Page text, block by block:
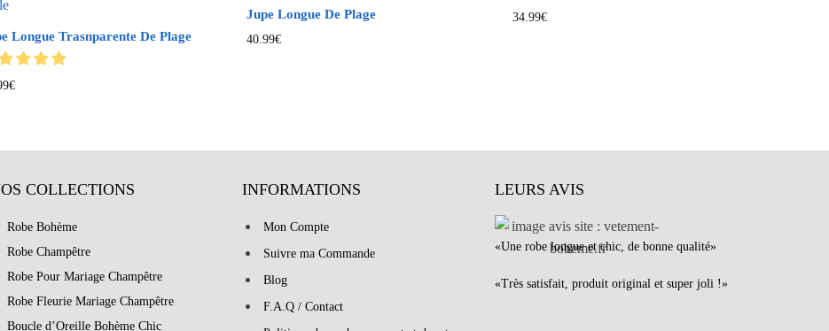
Longue Trasnparente De Plage
€
Jupe Longue De Plage
40.99€
34.99€
COLLECTIONS
Robe Bohème
Robe Champêtre
Robe Pour Mariage Champêtre
Robe Fleurie Mariage Champêtre
Boucle d’Oreille Bohème Chic
INFORMATIONS
Mon Compte
Suivre ma Commande
Blog
F.A.Q / Contact
LEURS AVIS
«Une robe longue et chic, de bonne qualité»
«Très satisfait, produit original et super joli !»